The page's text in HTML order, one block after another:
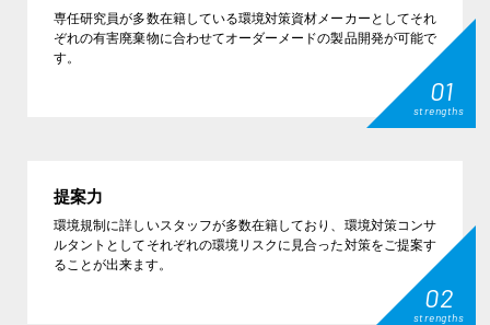
専任研究員が多数在籍している環境対策資材メーカーとしてそれ
ぞれの有害廃棄物に合わせてオーダーメードの製品開発が可能で
す。
01
strengths
提案力
環境規制に詳しいスタッフが多数在籍しており、環境対策コンサ
ルタントとしてそれぞれの環境リスクに見合った対策をご提案す
ることが出来ます。
02
strengths